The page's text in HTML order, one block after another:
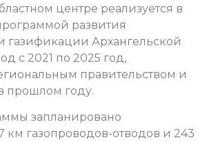
центре реализуется в
развития
газификации Архангельской
с 2021 по 2025 год,
правительством и
прошлом году.
запланировано
км газопроводов-отводов и 243